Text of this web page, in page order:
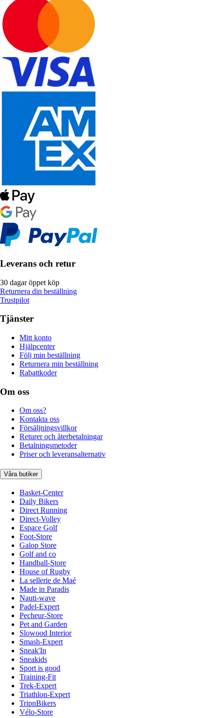
Leverans och retur
30 dagar öppet köp
Returnera din beställning
Trustpilot
Tjänster
Mitt konto
Hjälpcenter
Följ min beställning
Returnera min beställning
Rabattkoder
Om oss
Om oss?
Kontakta oss
Försäljningsvillkor
Returer och återbetalningar
Betalningsmetoder
Priser och leveransalternativ
Våra butiker
Basket-Center
Daily Bikers
Direct Running
Direct-Volley
Espace Golf
Foot-Store
Galop Store
Golf and co
Handball-Store
House of Rugby
La sellerie de Maé
Made in Paradis
Nauti-wave
Padel-Expert
Pecheur-Store
Pet and Garden
Slowood Interior
Smash-Expert
Sneak'In
Sneakids
Sport is good
Training-Fit
Trek-Expert
Triathlon-Expert
TripnBikers
Vélo-Store